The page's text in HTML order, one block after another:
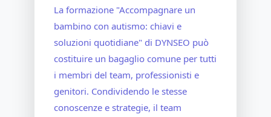
La formazione "Accompagnare un
bambino con autismo: chiavi e
soluzioni quotidiane" di DYNSEO può
costituire un bagaglio comune per tutti
i membri del team, professionisti e
genitori. Condividendo le stesse
conoscenze e strategie, il team